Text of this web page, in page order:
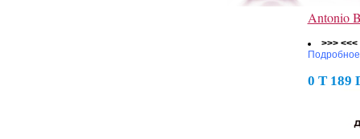
Antonio
>>> <<<
0 Т 189